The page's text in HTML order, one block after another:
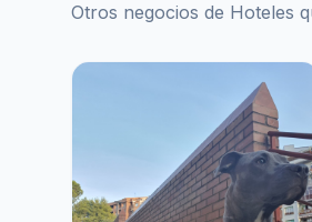
Otros negocios de Hoteles